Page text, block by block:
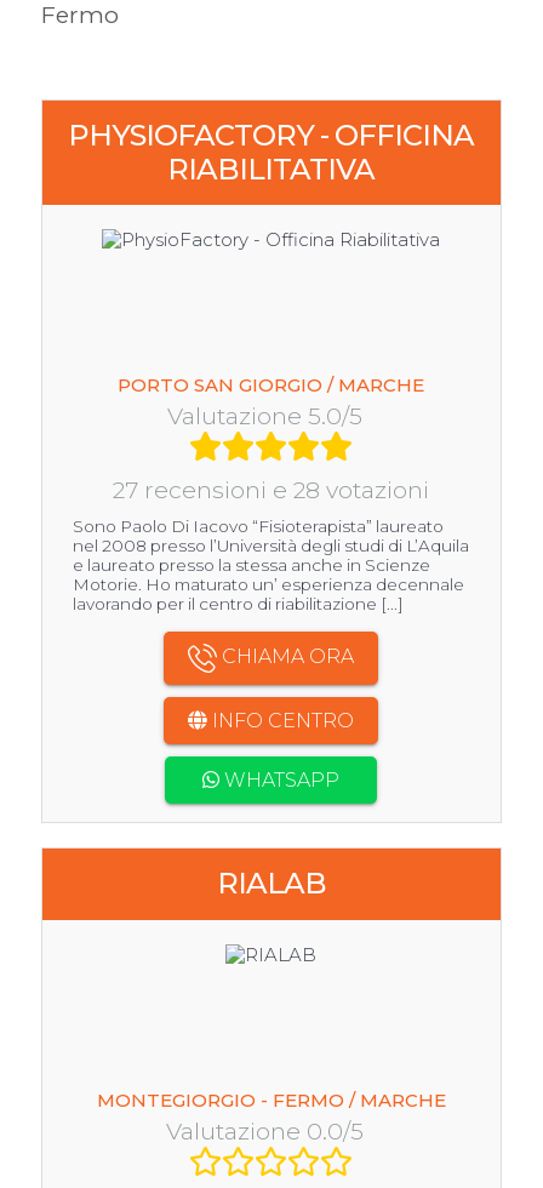
Fermo
PHYSIOFACTORY - OFFICINA
RIABILITATIVA
PORTO SAN GIORGIO / MARCHE
Valutazione 5.0/5
27 recensioni e 28 votazioni
Sono Paolo Di Iacovo “Fisioterapista” laureato
nel 2008 presso l’Università degli studi di L’Aquila
e laureato presso la stessa anche in Scienze
Motorie. Ho maturato un’ esperienza decennale
lavorando per il centro di riabilitazione [...]
CHIAMA ORA
INFO CENTRO
WHATSAPP
RIALAB
MONTEGIORGIO - FERMO / MARCHE
Valutazione 0.0/5